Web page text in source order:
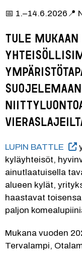
📅 1.–14.6.2026📍
Tule mukaan
LUPIN BATTLE
kyläyhteisöt,
ainutlaatuisella
alueen kylät,
haastavat
paljon
Mukana vuoden
Tervalampi,